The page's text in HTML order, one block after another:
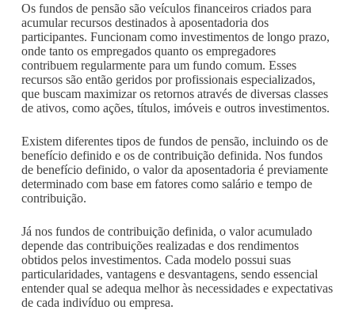
Os fundos de pensão são veículos financeiros criados para
acumular recursos destinados à aposentadoria dos
participantes. Funcionam como investimentos de longo prazo,
onde tanto os empregados quanto os empregadores
contribuem regularmente para um fundo comum. Esses
recursos são então geridos por profissionais especializados,
que buscam maximizar os retornos através de diversas classes
de ativos, como ações, títulos, imóveis e outros investimentos.
Existem diferentes tipos de fundos de pensão, incluindo os de
benefício definido e os de contribuição definida. Nos fundos
de benefício definido, o valor da aposentadoria é previamente
determinado com base em fatores como salário e tempo de
contribuição.
Já nos fundos de contribuição definida, o valor acumulado
depende das contribuições realizadas e dos rendimentos
obtidos pelos investimentos. Cada modelo possui suas
particularidades, vantagens e desvantagens, sendo essencial
entender qual se adequa melhor às necessidades e expectativas
de cada indivíduo ou empresa.